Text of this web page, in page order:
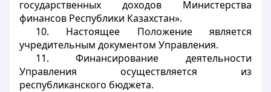
государственных доходов Министерства
финансов Республики Казахстан».
10. Настоящее Положение является
учредительным документом Управления.
11. Финансирование деятельности
Управления осуществляется из
республиканского бюджета.